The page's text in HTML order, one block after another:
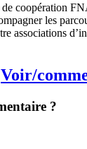
coopération
les
associations
Voir/
?